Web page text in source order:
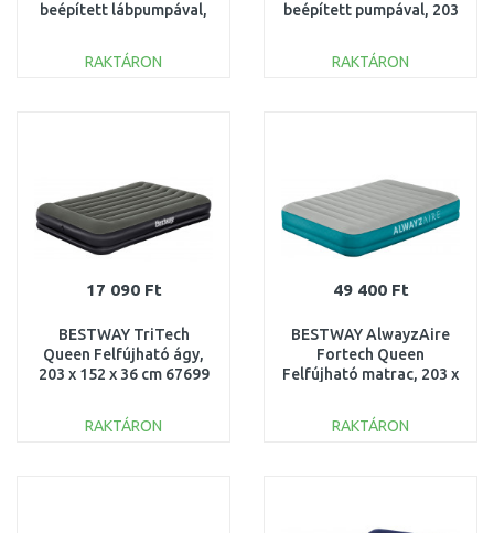
beépített lábpumpával,
RAKTÁRON
beépített pumpával, 203
RAKTÁRON
17 090 Ft
BESTWAY TriTech
Queen Felfújható ágy,
203 x 152 x 36 cm 67699
RAKTÁRON
49 400 Ft
BESTWAY AlwayzAire
Fortech Queen
Felfújható matrac, 203 x
RAKTÁRON